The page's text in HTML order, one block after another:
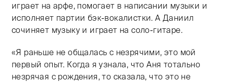
играет на арфе, помогает в написании музыки и
исполняет партии бэк-вокалистки. А Даниил
сочиняет музыку и играет на соло-гитаре.
«Я раньше не общалась с незрячими, это мой
первый опыт. Когда я узнала, что Аня тотально
незрячая с рождения, то сказала, что это не